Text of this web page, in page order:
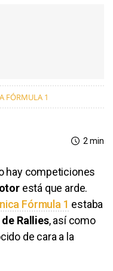
FÓRMULA 1
2 min
hay competiciones
está que arde.
Fórmula 1 estaba
Rallies, así como
de cara a la